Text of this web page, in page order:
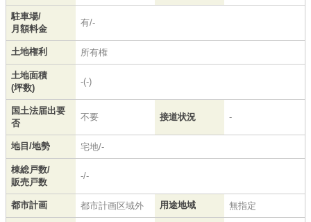
駐車場/
月額料金
有/-
土地権利 所有権
土地面積
(坪数)
-(-)
国土法届出要
否
不要 接道状況 -
地目/地勢 宅地/-
棟総戸数/
販売戸数
-/-
都市計画 都市計画区域外 用途地域 無指定